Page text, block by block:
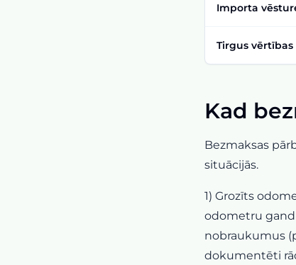
Importa
Tirgus
Kad
Bezmaksas
situācijās.
1) Grozīts
odometru
nobraukumus
dokumentēti